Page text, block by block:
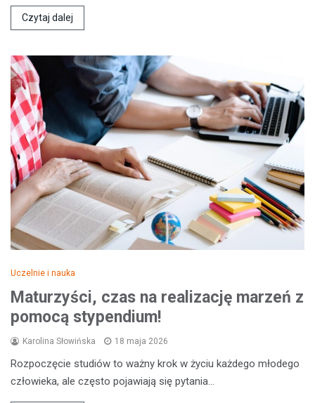
Czytaj dalej
Uczelnie i nauka
Maturzyści, czas na realizację marzeń z
pomocą stypendium!
Karolina Słowińska 18 maja 2026
Rozpoczęcie studiów to ważny krok w życiu każdego młodego
człowieka, ale często pojawiają się pytania…